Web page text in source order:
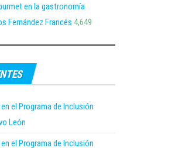
en la gastronomía
Fernández Francés 4,649
el Programa de Inclusión
León
el Programa de Inclusión